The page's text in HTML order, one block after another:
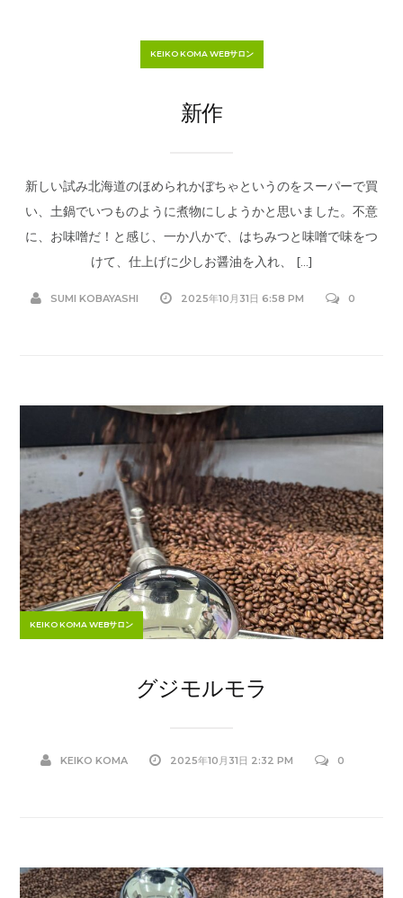
KEIKO KOMA WEBサロン
新作
新しい試み北海道のほめられかぼちゃというのをスーパーで買
い、土鍋でいつものように煮物にしようかと思いました。不意
に、お味噌だ！と感じ、一か八かで、はちみつと味噌で味をつ
けて、仕上げに少しお醤油を入れ、 […]
SUMI KOBAYASHI 2025年10月31日 6:58 PM 0
KEIKO KOMA WEBサロン
グジモルモラ
KEIKO KOMA 2025年10月31日 2:32 PM 0